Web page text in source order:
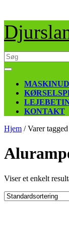
Skip
content
Søg
efter:
Open
Button
KONTAKT
CLOSE
Hjem / Varer
Viser et enkelt